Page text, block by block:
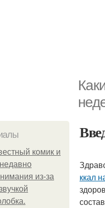
комик и
из-за
ккал